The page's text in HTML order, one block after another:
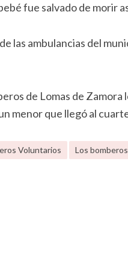
fue salvado de morir
las ambulancias del
de Lomas de
menor que llegó al
Voluntarios
Los